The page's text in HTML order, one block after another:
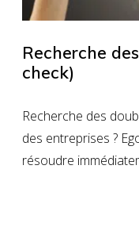
Recherche
check)
Recherche des
des entreprises ?
résoudre